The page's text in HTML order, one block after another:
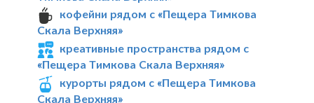
кофейни рядом с «Пещера Тимкова
Скала Верхняя»
креативные пространства рядом с
«Пещера Тимкова Скала Верхняя»
курорты рядом с «Пещера Тимкова
Скала Верхняя»